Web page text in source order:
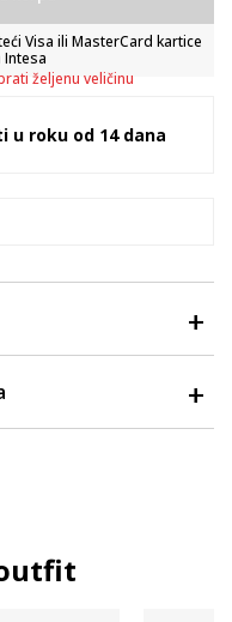
Visa ili MasterCard kartice
Intesa
željenu veličinu
u roku od 14 dana